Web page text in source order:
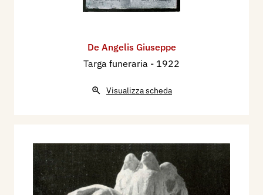
De Angelis Giuseppe
Targa funeraria - 1922
Visualizza scheda